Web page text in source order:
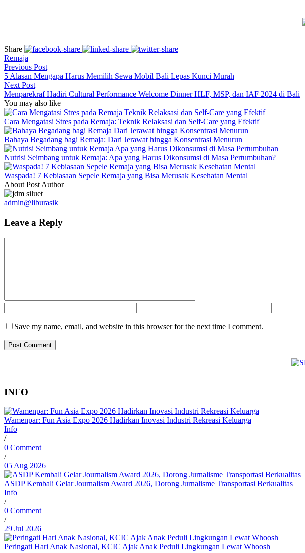
Share
Remaja
Previous Post
5 Alasan Mengapa Harus Memilih Sewa Mobil Bali Lepas Kunci Murah
Next Post
Menparekraf Hadiri Cultural Performance Welcome Dinner HLF, MSP, dan IAF 2024 di Bali
You may also like
Cara Mengatasi Stres pada Remaja: Teknik Relaksasi dan Self-Care yang Efektif
Bahaya Begadang bagi Remaja: Dari Jerawat hingga Konsentrasi Menurun
Nutrisi Seimbang untuk Remaja: Apa yang Harus Dikonsumsi di Masa Pertumbuhan?
Waspada! 7 Kebiasaan Sepele Remaja yang Bisa Merusak Kesehatan Mental
About Post Author
admin@liburasik
Leave a Reply
Save my name, email, and website in this browser for the next time I comment.
INFO
Wamenpar: Fun Asia Expo 2026 Hadirkan Inovasi Industri Rekreasi Keluarga
Info
/
0 Comment
/
05 Aug 2026
ASDP Kembali Gelar Journalism Award 2026, Dorong Jurnalisme Transportasi Berkualitas
Info
/
0 Comment
/
29 Jul 2026
Peringati Hari Anak Nasional, KCIC Ajak Anak Peduli Lingkungan Lewat Whoosh